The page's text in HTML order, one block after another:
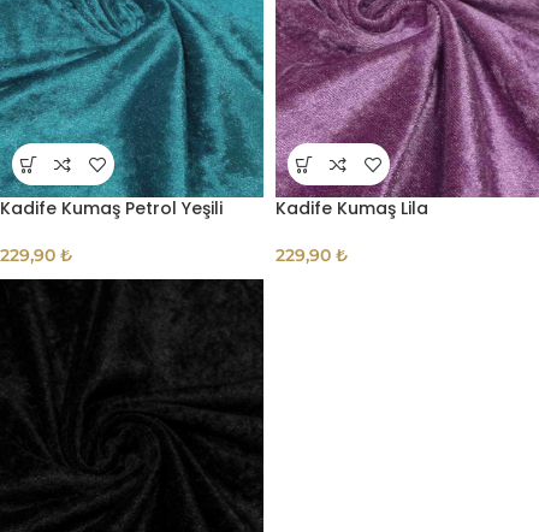
Kadife Kumaş Petrol Yeşili
229,90 ₺
Kadife Kumaş Lila
229,90 ₺